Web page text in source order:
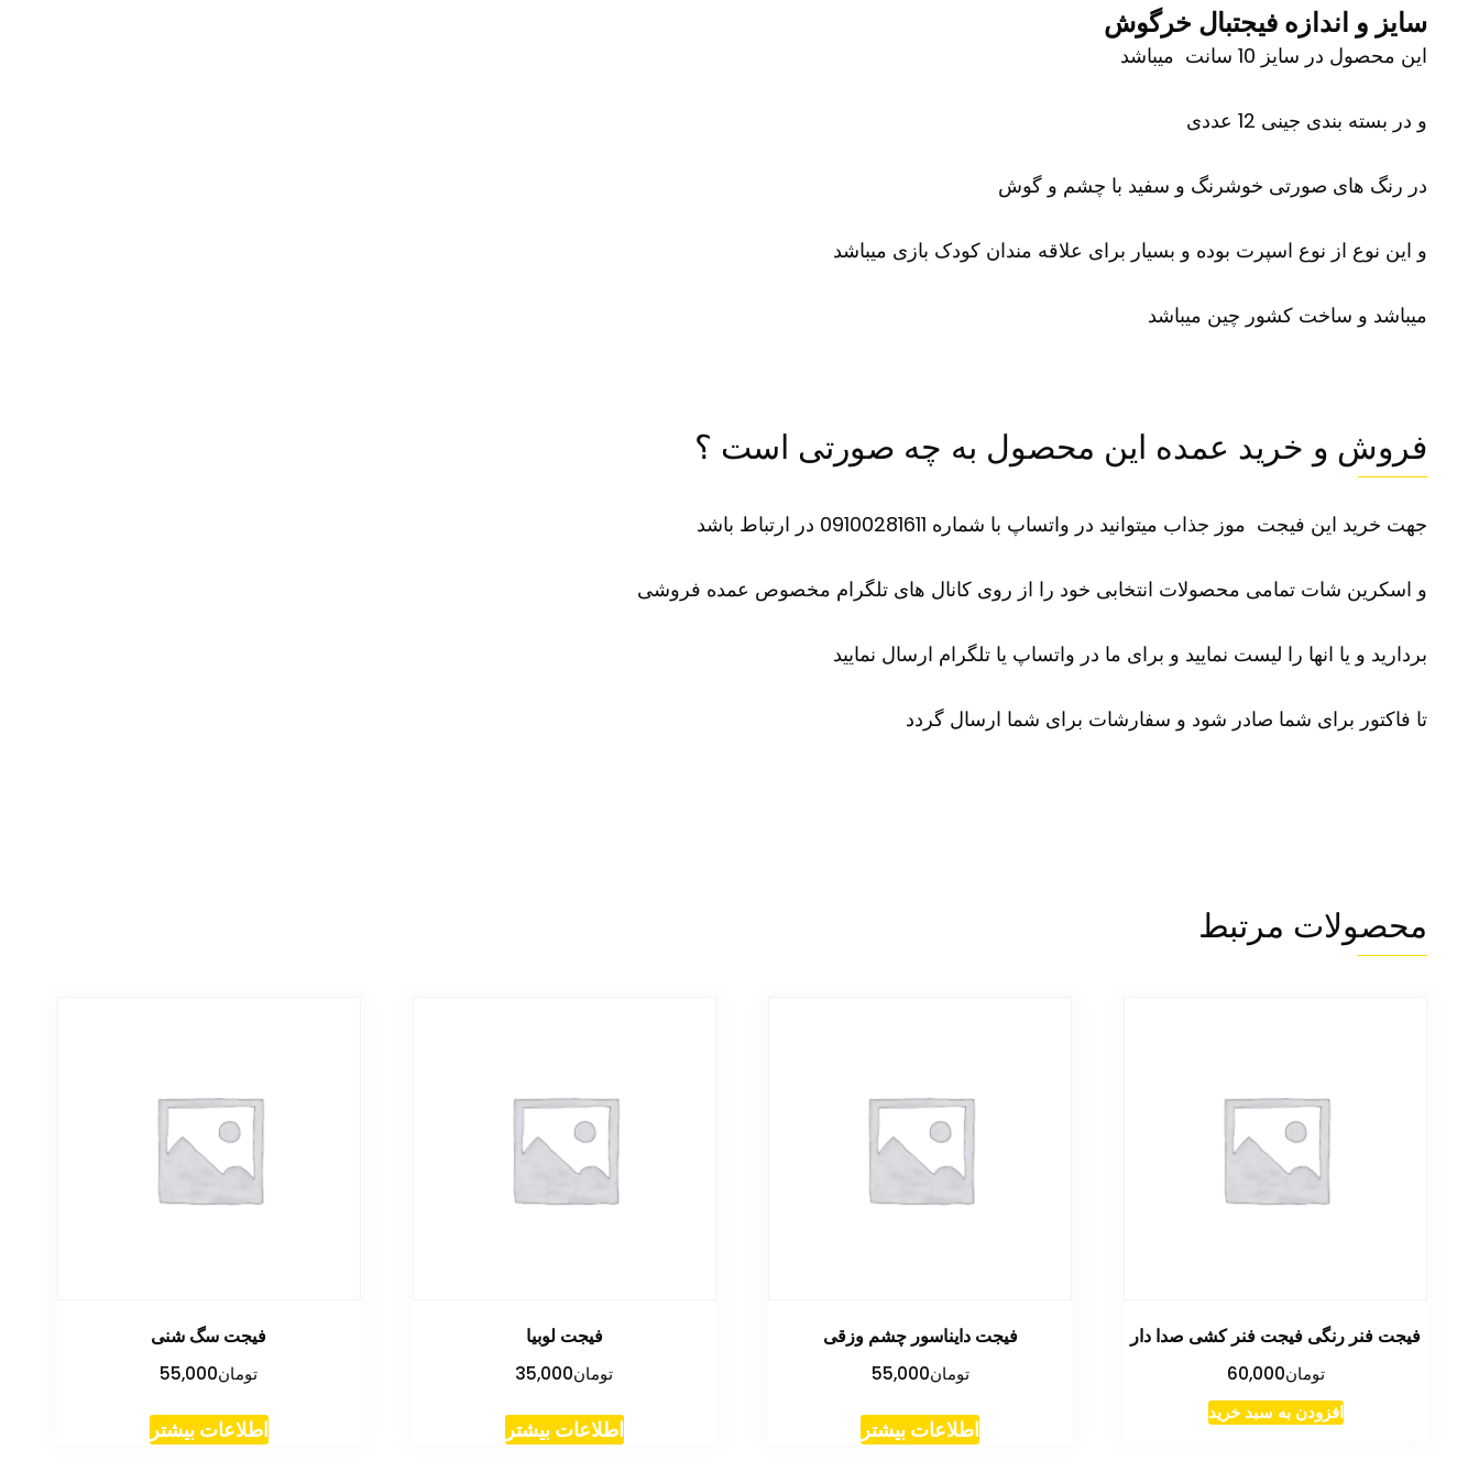
سایز و اندازه فیجتبال خرگوش
این محصول در سایز 10 سانت میباشد
و در بسته بندی جینی 12 عددی
در رنگ های صورتی خوشرنگ و سفید با چشم و گوش
و این نوع از نوع اسپرت بوده و بسیار برای علاقه مندان کودک بازی میباشد
میباشد و ساخت کشور چین میباشد
فروش و خرید عمده این محصول به چه صورتی است ؟
جهت خرید این فیجت موز جذاب میتوانید در واتساپ با شماره 09100281611 در ارتباط باشد
و اسکرین شات تمامی محصولات انتخابی خود را از روی کانال های تلگرام مخصوص عمده فروشی
بردارید و یا انها را لیست نمایید و برای ما در واتساپ یا تلگرام ارسال نمایید
تا فاکتور برای شما صادر شود و سفارشات برای شما ارسال گردد
محصولات مرتبط
فیجت فنر رنگی فیجت فنر کشی صدا دار
تومان60,000
افزودن به سبد خرید
فیجت دایناسور چشم وزقی
تومان55,000
اطلاعات بیشتر
فیجت لوبیا
تومان35,000
اطلاعات بیشتر
فیجت سگ شنی
تومان55,000
اطلاعات بیشتر